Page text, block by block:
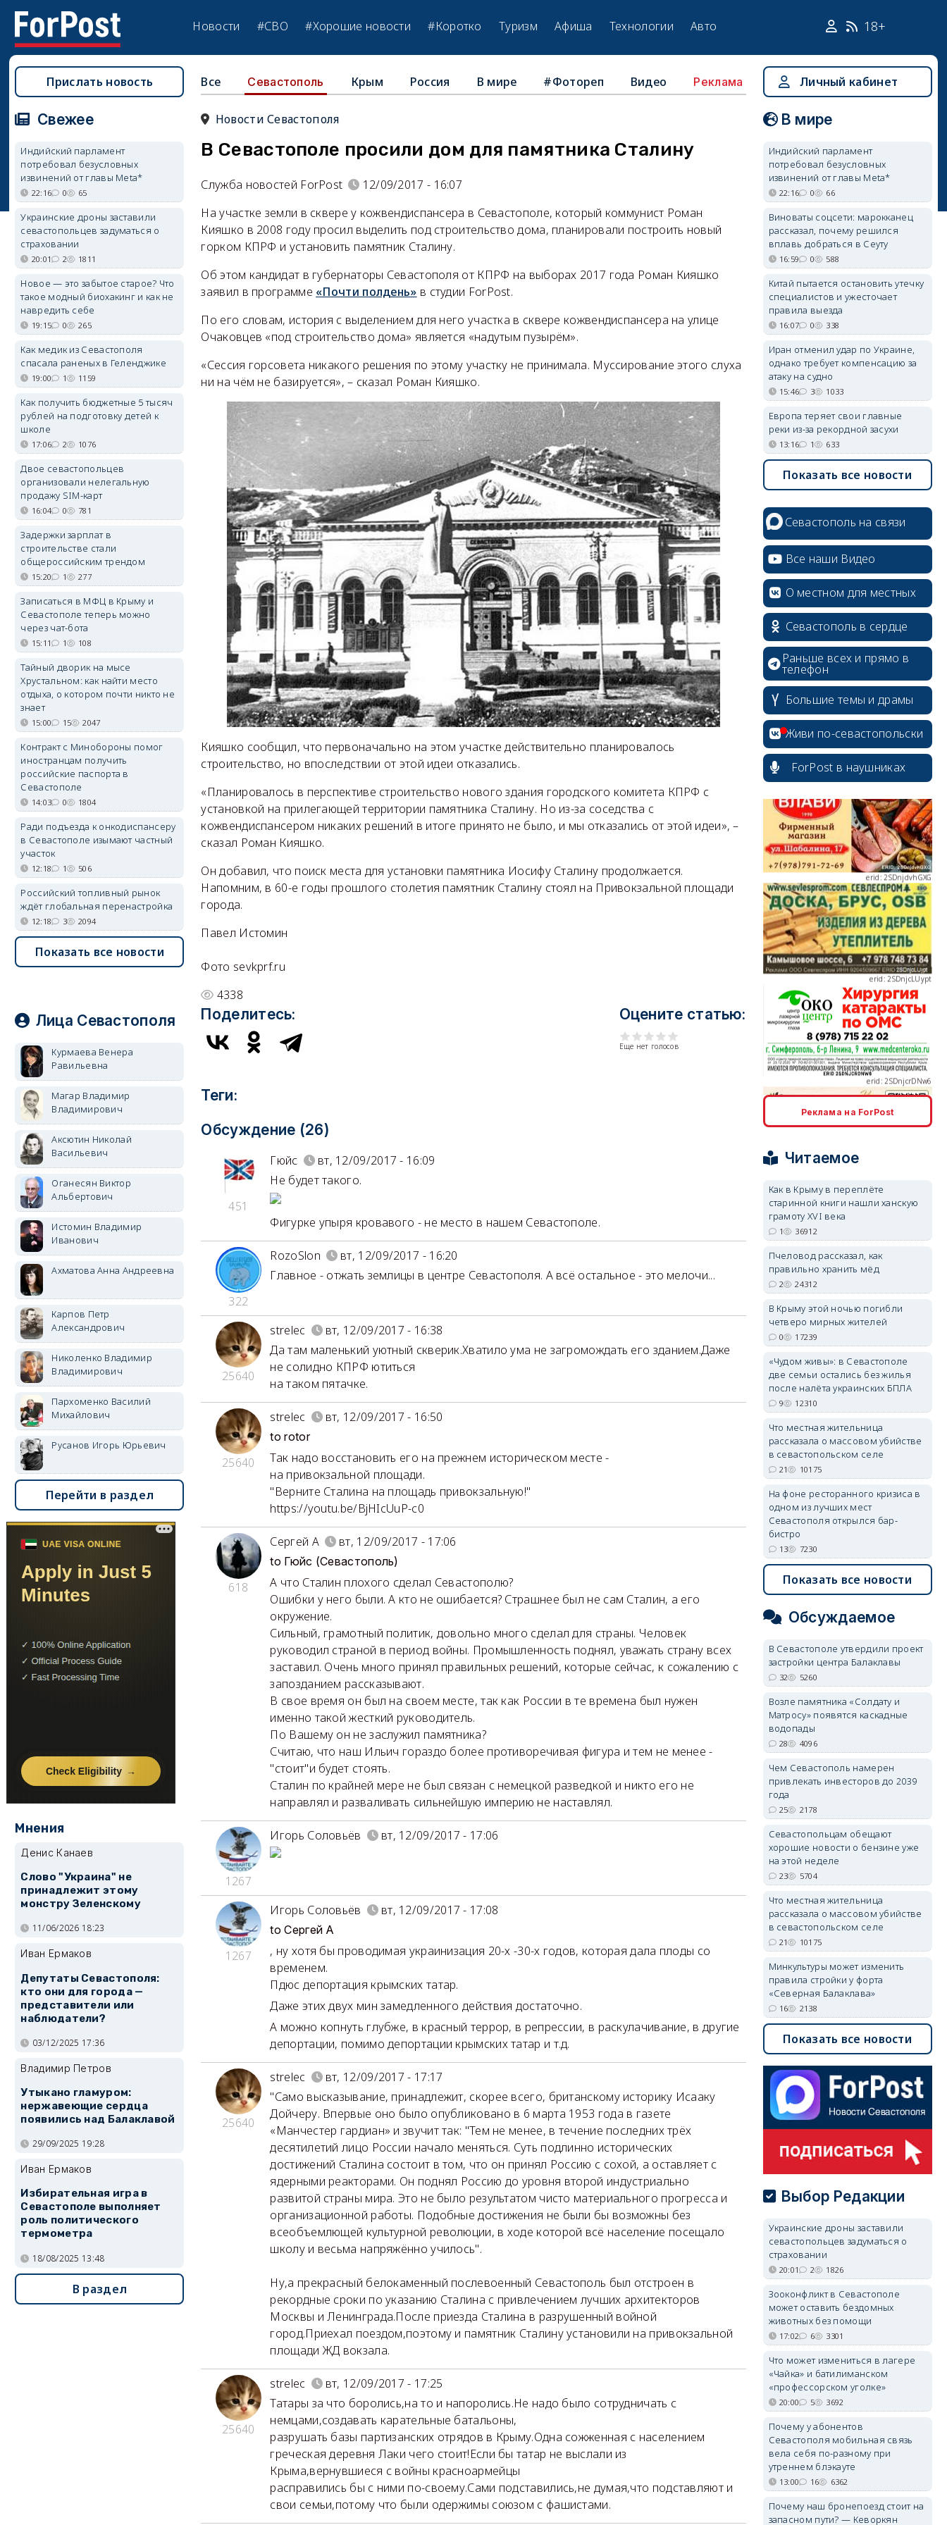
Новости #СВО #Хорошие новости #Коротко Туризм Афиша Технологии Авто 18+
Все Севастополь Крым Россия В мире #Фотореп Видео Реклама
Новости Севастополя
В Севастополе просили дом для памятника Сталину
Служба новостей ForPost
12/09/2017 - 16:07
На участке земли в сквере у кожвендиспансера в Севастополе, который коммунист Роман
Кияшко в 2008 году просил выделить под строительство дома, планировали построить новый
горком КПРФ и установить памятник Сталину.
Об этом кандидат в губернаторы Севастополя от КПРФ на выборах 2017 года Роман Кияшко
заявил в программе «Почти полдень» в студии ForPost.
По его словам, история с выделением для него участка в сквере кожвендиспансера на улице
Очаковцев «под строительство дома» является «надутым пузырём».
«Сессия горсовета никакого решения по этому участку не принимала. Муссирование этого слуха
ни на чём не базируется», – сказал Роман Кияшко.
Кияшко сообщил, что первоначально на этом участке действительно планировалось
строительство, но впоследствии от этой идеи отказались.
«Планировалось в перспективе строительство нового здания городского комитета КПРФ с
установкой на прилегающей территории памятника Сталину. Но из-за соседства с
кожвендиспансером никаких решений в итоге принято не было, и мы отказались от этой идеи», –
сказал Роман Кияшко.
Он добавил, что поиск места для установки памятника Иосифу Сталину продолжается.
Напомним, в 60-е годы прошлого столетия памятник Сталину стоял на Привокзальной площади
города.
Павел Истомин
Фото sevkprf.ru
4338
Поделитесь: Оцените статью:
Еще нет голосов
Теги:
Обсуждение (26)
451
Гюйс
вт, 12/09/2017 - 16:09
Не будет такого.
Фигурке упыря кровавого - не место в нашем Севастополе.
322
RozoSlon
вт, 12/09/2017 - 16:20
Главное - отжать землицы в центре Севастополя. А всё остальное - это мелочи...
25640
strelec
вт, 12/09/2017 - 16:38
Да там маленький уютный скверик.Хватило ума не загромождать его зданием.Даже
не солидно КПРФ ютиться
на таком пятачке.
25640
strelec вт, 12/09/2017 - 16:50
to rotor
Так надо восстановить его на прежнем историческом месте -
на привокзальной площади.
"Верните Сталина на площадь привокзальную!"
https://youtu.be/BjHIcUuP-c0
618
Сергей А вт, 12/09/2017 - 17:06
to Гюйс (Севастополь)
А что Сталин плохого сделал Севастополю?
Ошибки у него были. А кто не ошибается? Страшнее был не сам Сталин, а его
окружение.
Сильный, грамотный политик, довольно много сделал для страны. Человек
руководил страной в период войны. Промышленность поднял, уважать страну всех
заставил. Очень много принял правильных решений, которые сейчас, к сожалению с
запозданием рассказывают.
В свое время он был на своем месте, так как России в те времена был нужен
именно такой жесткий руководитель.
По Вашему он не заслужил памятника?
Считаю, что наш Ильич гораздо более противоречивая фигура и тем не менее -
"стоит"и будет стоять.
Сталин по крайней мере не был связан с немецкой разведкой и никто его не
направлял и разваливать сильнейшую империю не наставлял.
1267
Игорь Соловьёв вт, 12/09/2017 - 17:06
1267
Игорь Соловьёв вт, 12/09/2017 - 17:08
to Сергей А
, ну хотя бы проводимая украинизация 20-х -30-х годов, которая дала плоды со
временем.
Пдюс депортация крымских татар.
Даже этих двух мин замедленного действия достаточно.
А можно копнуть глубже, в красный террор, в репрессии, в раскулачивание, в другие
депортации, помимо депортации крымских татар и т.д.
25640
strelec
вт, 12/09/2017 - 17:17
"Само высказывание, принадлежит, скорее всего, британскому историку Исааку
Дойчеру. Впервые оно было опубликовано в 6 марта 1953 года в газете
«Манчестер гардиан» и звучит так: "Тем не менее, в течение последних трёх
десятилетий лицо России начало меняться. Суть подлинно исторических
достижений Сталина состоит в том, что он принял Россию с сохой, а оставляет с
ядерными реакторами. Он поднял Россию до уровня второй индустриально
развитой страны мира. Это не было результатом чисто материального прогресса и
организационной работы. Подобные достижения не были бы возможны без
всеобъемлющей культурной революции, в ходе которой всё население посещало
школу и весьма напряжённо училось".
Ну,а прекрасный белокаменный послевоенный Севастополь был отстроен в
рекордные сроки по указанию Сталина с привлечением лучших архитекторов
Москвы и Ленинграда.После приезда Сталина в разрушенный войной
город.Приехал поездом,поэтому и памятник Сталину установили на привокзальной
площади ЖД вокзала.
25640
strelec
вт, 12/09/2017 - 17:25
Татары за что боролись,на то и напоролись.Не надо было сотрудничать с
немцами,создавать карательные батальоны,
разрушать базы партизанских отрядов в Крыму.Одна сожженная с населением
греческая деревня Лаки чего стоит!Если бы татар не выслали из
Крыма,вернувшиеся с войны красноармейцы
расправились бы с ними по-своему.Сами подставились,не думая,что подставляют и
свои семьи,потому что были одержимы союзом с фашистами.
Прислать новость
Свежее
Индийский парламент
потребовал безусловных
извинений от главы Meta*
22:16 0 65
Украинские дроны заставили
севастопольцев задуматься о
страховании
20:01 2 1811
Новое — это забытое старое? Что
такое модный биохакинг и как не
навредить себе
19:15 0 265
Как медик из Севастополя
спасала раненых в Геленджике
19:00 1 1159
Как получить бюджетные 5 тысяч
рублей на подготовку детей к
школе
17:06 2 1076
Двое севастопольцев
организовали нелегальную
продажу SIM-карт
16:04 0 781
Задержки зарплат в
строительстве стали
общероссийским трендом
15:20 1 277
Записаться в МФЦ в Крыму и
Севастополе теперь можно
через чат-бота
15:11 1 108
Тайный дворик на мысе
Хрустальном: как найти место
отдыха, о котором почти никто не
знает
15:00 15 2047
Контракт с Минобороны помог
иностранцам получить
российские паспорта в
Севастополе
14:03 0 1804
Ради подъезда к онкодиспансеру
в Севастополе изымают частный
участок
12:18 1 506
Российский топливный рынок
ждёт глобальная перенастройка
12:18 3 2094
Показать все новости
Лица Севастополя
Курмаева Венера
Равильевна
Магар Владимир
Владимирович
Аксютин Николай
Васильевич
Оганесян Виктор
Альбертович
Истомин Владимир
Иванович
Ахматова Анна Андреевна
Карпов Петр
Александрович
Николенко Владимир
Владимирович
Пархоменко Василий
Михайлович
Русанов Игорь Юрьевич
Перейти в раздел
Мнения
Денис Канаев
Слово "Украина" не
принадлежит этому
монстру Зеленскому
11/06/2026 18:23
Иван Ермаков
Депутаты Севастополя:
кто они для города —
представители или
наблюдатели?
03/12/2025 17:36
Владимир Петров
Утыкано гламуром:
нержавеющие сердца
появились над Балаклавой
29/09/2025 19:28
Иван Ермаков
Избирательная игра в
Севастополе выполняет
роль политического
термометра
18/08/2025 13:48
В раздел
Личный кабинет
В мире
Индийский парламент
потребовал безусловных
извинений от главы Meta*
22:16 0 66
Виноваты соцсети: марокканец
рассказал, почему решился
вплавь добраться в Сеуту
16:59 0 588
Китай пытается остановить утечку
специалистов и ужесточает
правила выезда
16:07 0 338
Иран отменил удар по Украине,
однако требует компенсацию за
атаку на судно
15:46 3 1033
Европа теряет свои главные
реки из-за рекордной засухи
13:16 1 633
Показать все новости
Севастополь на связи
Все наши Видео
О местном для местных
Севастополь в сердце
Раньше всех и прямо в
телефон
Большие темы и драмы
Живи по-севастопольски
ForPost в наушниках
erid: 2SDnjcrDNw6
erid: 2SDnjdPjgYS
erid: 2SDnjdvhGXG
erid: 2SDnjcLUypt
erid: 2SDnjcrDNw6
erid: 2SDnjdPjgYS
Реклама на ForPost
Читаемое
Как в Крыму в переплёте
старинной книги нашли ханскую
грамоту XVI века
1 36912
Пчеловод рассказал, как
правильно хранить мёд
2 24312
В Крыму этой ночью погибли
четверо мирных жителей
0 17239
«Чудом живы»: в Севастополе
две семьи остались без жилья
после налёта украинских БПЛА
9 12310
Что местная жительница
рассказала о массовом убийстве
в севастопольском селе
21 10175
На фоне ресторанного кризиса в
одном из лучших мест
Севастополя открылся бар-
бистро
13 7230
Показать все новости
Обсуждаемое
В Севастополе утвердили проект
застройки центра Балаклавы
32 5260
Возле памятника «Солдату и
Матросу» появятся каскадные
водопады
28 4096
Чем Севастополь намерен
привлекать инвесторов до 2039
года
25 2178
Севастопольцам обещают
хорошие новости о бензине уже
на этой неделе
23 5704
Что местная жительница
рассказала о массовом убийстве
в севастопольском селе
21 10175
Минкультуры может изменить
правила стройки у форта
«Северная Балаклава»
16 2138
Показать все новости
Выбор Редакции
Украинские дроны заставили
севастопольцев задуматься о
страховании
20:01 2 1826
Зооконфликт в Севастополе
может оставить бездомных
животных без помощи
17:02 6 3301
Что может измениться в лагере
«Чайка» и батилиманском
«профессорском уголке»
20:00 5 3692
Почему у абонентов
Севастополя мобильная связь
вела себя по-разному при
утреннем блэкауте
13:00 16 6362
Почему наш бронепоезд стоит на
запасном пути? — Кеворкян